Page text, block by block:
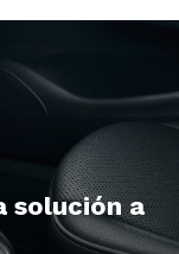
solución a